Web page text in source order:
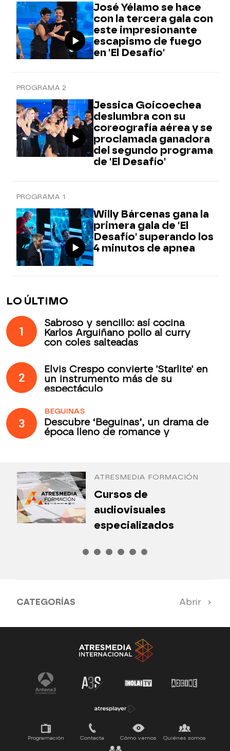
José Yélamo se hace
con la tercera gala con
este impresionante
escapismo de fuego
en 'El Desafío'
PROGRAMA 2
Jessica Goicoechea
deslumbra con su
coreografía aérea y se
proclamada ganadora
del segundo programa
de 'El Desafío'
PROGRAMA 1
Willy Bárcenas gana la
primera gala de 'El
Desafío' superando los
4 minutos de apnea
LO ÚLTIMO
1
Sabroso y sencillo: así cocina
Karlos Arguiñano pollo al curry
con coles salteadas
2
Elvis Crespo convierte 'Starlite' en
un instrumento más de su
espectáculo
3
BEGUINAS
Descubre ‘Beguinas’, un drama de
época lleno de romance y
ATRESMEDIA FORMACIÓN
Cursos de
audiovisuales
especializados
CATEGORÍAS Abrir
Antena 3 Noticias El Hormiguero
Tu cara me suena Pasapalabra
Programación Contacta Cómo vernos Quiénes somos